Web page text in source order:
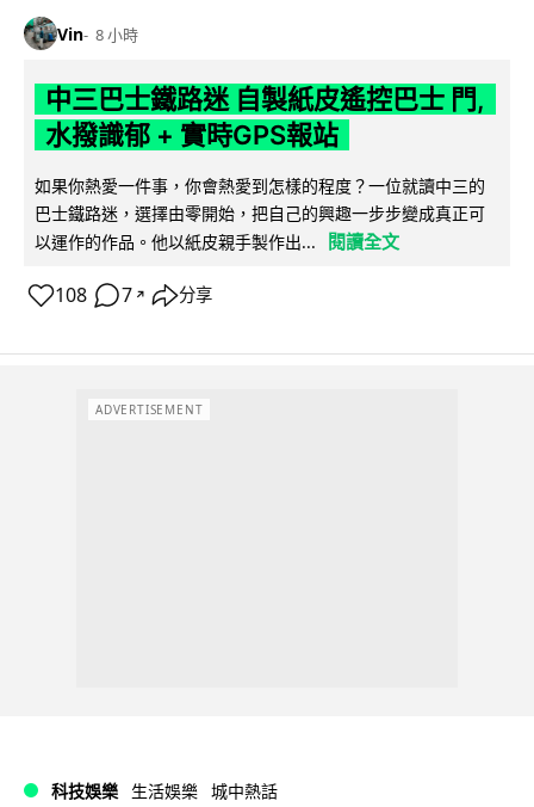
Vin 8 小時
中三巴士鐵路迷 自製紙皮遙控巴士 門,
水撥識郁 + 實時GPS報站
如果你熱愛一件事，你會熱愛到怎樣的程度？一位就讀中三的
巴士鐵路迷，選擇由零開始，把自己的興趣一步步變成真正可
以運作的作品。他以紙皮親手製作出...
閱讀全文
108 7 ↗ 分享
ADVERTISEMENT
科技娛樂 生活娛樂 城中熱話